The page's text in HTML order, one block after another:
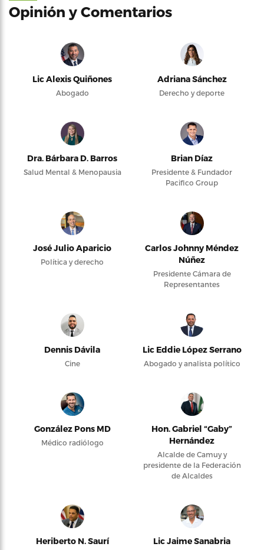
Opinión y Comentarios
Lic Alexis Quiñones
Abogado
Adriana Sánchez
Derecho y deporte
Dra. Bárbara D. Barros
Salud Mental & Menopausia
Brian Díaz
Presidente & Fundador
Pacifico Group
José Julio Aparicio
Política y derecho
Carlos Johnny Méndez
Núñez
Presidente Cámara de
Representantes
Dennis Dávila
Cine
Lic Eddie López Serrano
Abogado y analista político
González Pons MD
Médico radiólogo
Hon. Gabriel “Gaby”
Hernández
Alcalde de Camuy y
presidente de la Federación
de Alcaldes
Heriberto N. Saurí Lic Jaime Sanabria